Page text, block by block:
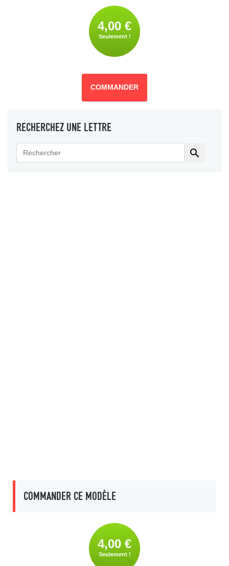
4,00 €
Seulement !
COMMANDER
RECHERCHEZ UNE LETTRE

COMMANDER CE MODÈLE
4,00 €
Seulement !